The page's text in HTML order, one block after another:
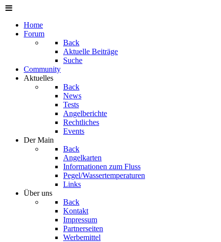
Home
Forum
Back
Aktuelle Beiträge
Suche
Community
Aktuelles
Back
News
Tests
Angelberichte
Rechtliches
Events
Der Main
Back
Angelkarten
Informationen zum Fluss
Pegel/Wassertemperaturen
Links
Über uns
Back
Kontakt
Impressum
Partnerseiten
Werbemittel